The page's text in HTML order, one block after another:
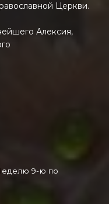
Церкви.
Алексия,
9-ю по